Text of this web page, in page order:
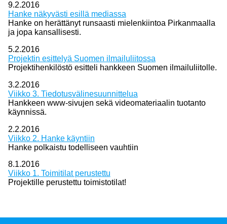
9.2.2016
Hanke näkyvästi esillä mediassa
Hanke on herättänyt runsaasti mielenkiintoa Pirkanmaalla
ja jopa kansallisesti.
5.2.2016
Projektin esittelyä Suomen ilmailuliitossa
Projektihenkilöstö esitteli hankkeen Suomen ilmailuliitolle.
3.2.2016
Viikko 3. Tiedotusvälinesuunnittelua
Hankkeen www-sivujen sekä videomateriaalin tuotanto
käynnissä.
2.2.2016
Viikko 2. Hanke käyntiin
Hanke polkaistu todelliseen vauhtiin
8.1.2016
Viikko 1. Toimitilat perustettu
Projektille perustettu toimistotilat!